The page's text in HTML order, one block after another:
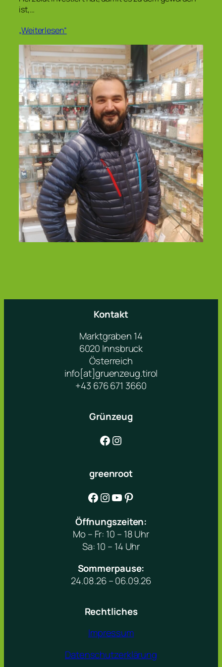
ist,…
„Weiterlesen“
Kontakt
Marktgraben 14
6020 Innsbruck
Österreich
info[at]gruenzeug.tirol
+43 676 671 3660
Grünzeug
Facebook Instagram
greenroot
Facebook Instagram YouTube Pinterest
Öffnungszeiten:
Mo – Fr: 10 – 18 Uhr
Sa: 10 – 14 Uhr
Sommerpause:
24.08.26 – 06.09.26
Rechtliches
Impressum
Datenschutzerklärung